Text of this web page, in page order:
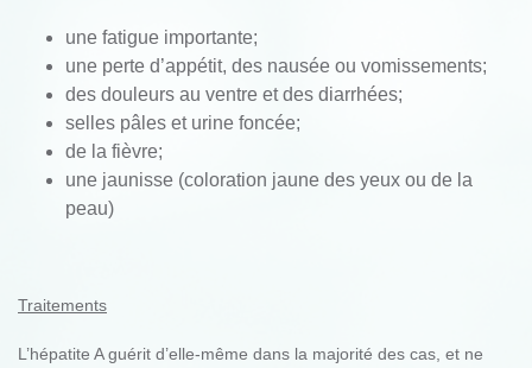
une fatigue importante;
une perte d’appétit, des nausée ou vomissements;
des douleurs au ventre et des diarrhées;
selles pâles et urine foncée;
de la fièvre;
une jaunisse (coloration jaune des yeux ou de la
peau)
Traitements
L’hépatite A guérit d’elle-même dans la majorité des cas, et ne